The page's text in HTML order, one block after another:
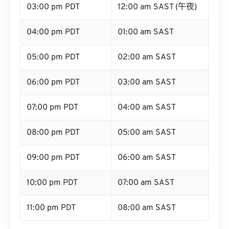
03:00 pm PDT 12:00 am SAST (午夜)
04:00 pm PDT 01:00 am SAST
05:00 pm PDT 02:00 am SAST
06:00 pm PDT 03:00 am SAST
07:00 pm PDT 04:00 am SAST
08:00 pm PDT 05:00 am SAST
09:00 pm PDT 06:00 am SAST
10:00 pm PDT 07:00 am SAST
11:00 pm PDT 08:00 am SAST